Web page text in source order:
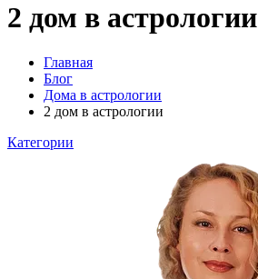
2 дом в астрологии
Главная
Блог
Дома в астрологии
2 дом в астрологии
Категории